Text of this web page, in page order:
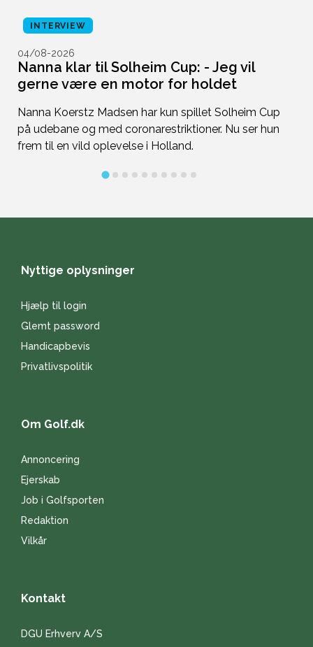
INTERVIEW
04/08-2026
Nanna klar til Solheim Cup: - Jeg vil
gerne være en motor for holdet
Nanna Koerstz Madsen har kun spillet Solheim Cup
på udebane og med coronarestriktioner. Nu ser hun
frem til en vild oplevelse i Holland.
Nyttige oplysninger
Hjælp til login
Glemt password
Handicapbevis
Privatlivspolitik
Om Golf.dk
Annoncering
Ejerskab
Job i Golfsporten
Redaktion
Vilkår
Kontakt
DGU Erhverv A/S